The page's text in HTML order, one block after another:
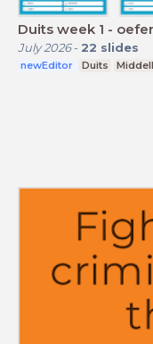
Duits week 1 -
July 2026- 22 slides
newEditor Duits